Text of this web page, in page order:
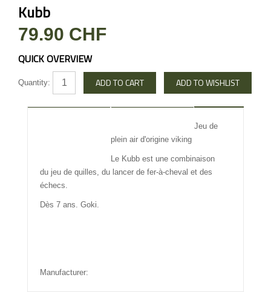
Kubb
79.90 CHF
QUICK OVERVIEW
Quantity:
Jeu de
plein air d'origine viking
Le Kubb est une combinaison
du jeu de quilles, du lancer de fer-à-cheval et des
échecs.
Dès 7 ans. Goki.
Manufacturer: